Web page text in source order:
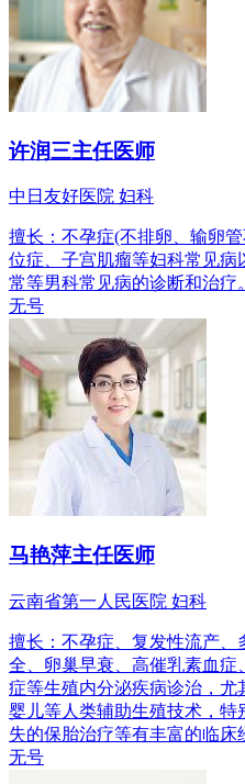
许润三主任医师
中日友好医院 妇科
擅长：不孕症(不排卵、输卵
位症、子宫肌瘤等妇科常见
常等男科常见病的诊断和治疗。
无号
马艳萍主任医师
云南省第一人民医院 妇科
擅长：不孕症、复发性流产
全、卵巢早衰、高催乳素血
症等生殖内分泌疾病诊治，
婴儿等人类辅助生殖技术，
失的保胎治疗等有丰富的临床
无号